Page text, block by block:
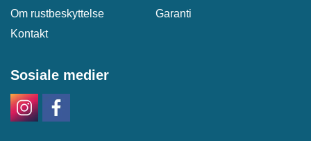
Om rustbeskyttelse
Garanti
Kontakt
Sosiale medier